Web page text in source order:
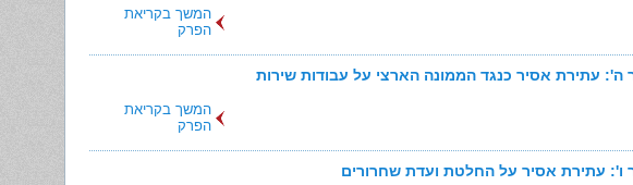
המשך בקריאת
הפרק
ה': עתירת אסיר כנגד הממונה הארצי על עבודות שירות
המשך בקריאת
הפרק
ו': עתירת אסיר על החלטת ועדת שחרורים